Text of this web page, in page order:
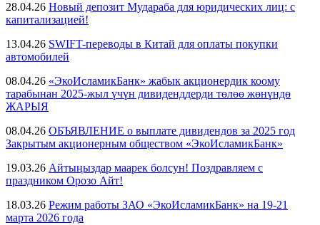
28.04.26 Новый депозит Мудараба для юридических лиц: с
капитализацией!
13.04.26 SWIFT-переводы в Китай для оплаты покупки
автомобилей
08.04.26 «ЭкоИсламикБанк» жабык акционердик коому
тарабынан 2025-жыл үчүн дивиденддерди төлөө жөнүндө
ЖАРЫЯ
08.04.26 ОБЪЯВЛЕНИЕ о выплате дивидендов за 2025 год
Закрытым акционерным обществом «ЭкоИсламикБанк»
19.03.26 Айтыңыздар маарек болсун! Поздравляем с
праздником Орозо Айт!
18.03.26 Режим работы ЗАО «ЭкоИсламикБанк» на 19-21
марта 2026 года